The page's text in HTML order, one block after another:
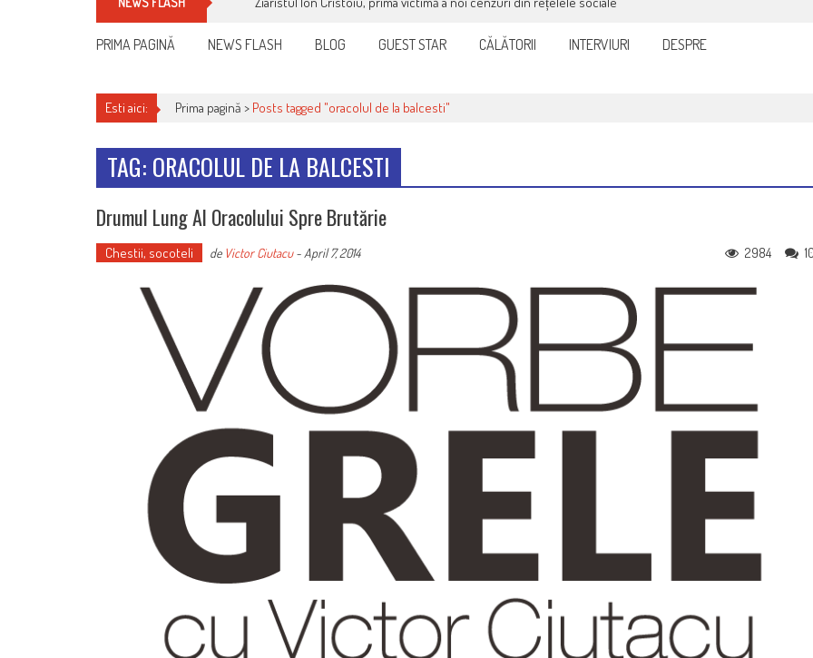
PRIMA PAGINĂ NEWS FLASH BLOG GUEST STAR CĂLĂTORII INTERVIURI DESPRE
Esti aici: Prima pagină > Posts tagged "oracolul de la balcesti"
TAG: ORACOLUL DE LA BALCESTI
Drumul Lung Al Oracolului Spre Brutărie
Chestii, socoteli de Victor Ciutacu- April 7, 2014 2984